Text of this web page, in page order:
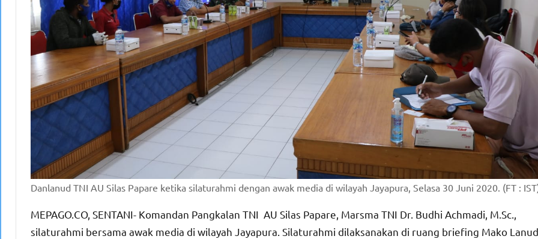
Danlanud TNI AU Silas Papare ketika silaturahmi dengan awak media di wilayah Jayapura, Selasa 30 Juni 2020. (FT :
MEPAGO.CO, SENTANI- Komandan Pangkalan TNI AU Silas Papare, Marsma TNI Dr. Budhi Achmadi, M.Sc.,
silaturahmi bersama awak media di wilayah Jayapura. Silaturahmi dilaksanakan di ruang briefing Mako Lanud